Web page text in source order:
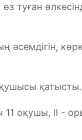
туған
әсемдігін,
қатысты.
оқушы, II -